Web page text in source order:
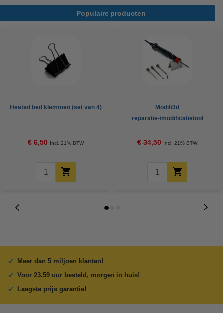
Populaire producten
Heated bed klemmen (set van 4)
€ 6,50 Incl. 21% BTW
Modifi3d
reparatie-/modificatietool
€ 34,50 Incl. 21% BTW
Meer dan 5 miljoen klanten!
Voor 23.59 uur besteld, morgen in huis!
Laagste prijs garantie!